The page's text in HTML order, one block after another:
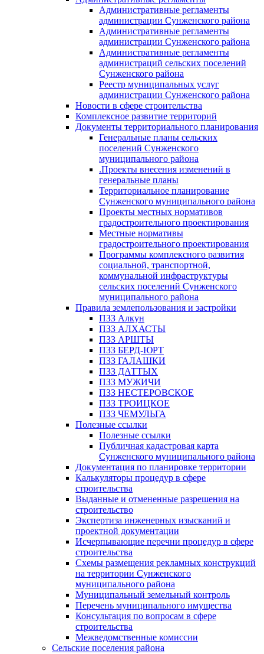
Административные регламенты
администрации Сунженского района
Административные регламенты
администрации Сунженского района
Административные регламенты
администраций сельских поселений
Сунженского района
Реестр муниципальных услуг
администрации Сунженского района
Новости в сфере строительства
Комплексное развитие территорий
Документы территориального планирования
Генеральные планы сельских
поселений Сунженского
муниципального района
.Проекты внесения изменений в
генеральные планы
Территориальное планирование
Сунженского муниципального района
Проекты местных нормативов
градостроительного проектирования
Местные нормативы
градостроительного проектирования
Программы комплексного развития
социальной, транспортной,
коммунальной инфраструктуры
сельских поселений Сунженского
муниципального района
Правила землепользования и застройки
ПЗЗ Алкун
ПЗЗ АЛХАСТЫ
ПЗЗ АРШТЫ
ПЗЗ БЕРД-ЮРТ
ПЗЗ ГАЛАШКИ
ПЗЗ ДАТТЫХ
ПЗЗ МУЖИЧИ
ПЗЗ НЕСТЕРОВСКОЕ
ПЗЗ ТРОИЦКОЕ
ПЗЗ ЧЕМУЛЬГА
Полезные ссылки
Полезные ссылки
Публичная кадастровая карта
Сунженского муниципального района
Документация по планировке территории
Калькуляторы процедур в сфере
строительства
Выданные и отмененные разрешения на
строительство
Экспертиза инженерных изысканий и
проектной документации
Исчерпывающие перечни процедур в сфере
строительства
Схемы размещения рекламных конструкций
на территории Сунженского
муниципального района
Муниципальный земельный контроль
Перечень муниципального имущества
Консультация по вопросам в сфере
строительства
Межведомственные комиссии
Сельские поселения района